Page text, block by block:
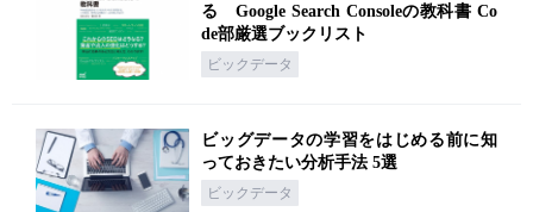
る Google Search Consoleの教科書 Co
de部厳選ブックリスト
ビックデータ
ビッグデータの学習をはじめる前に知
っておきたい分析手法 5選
ビックデータ